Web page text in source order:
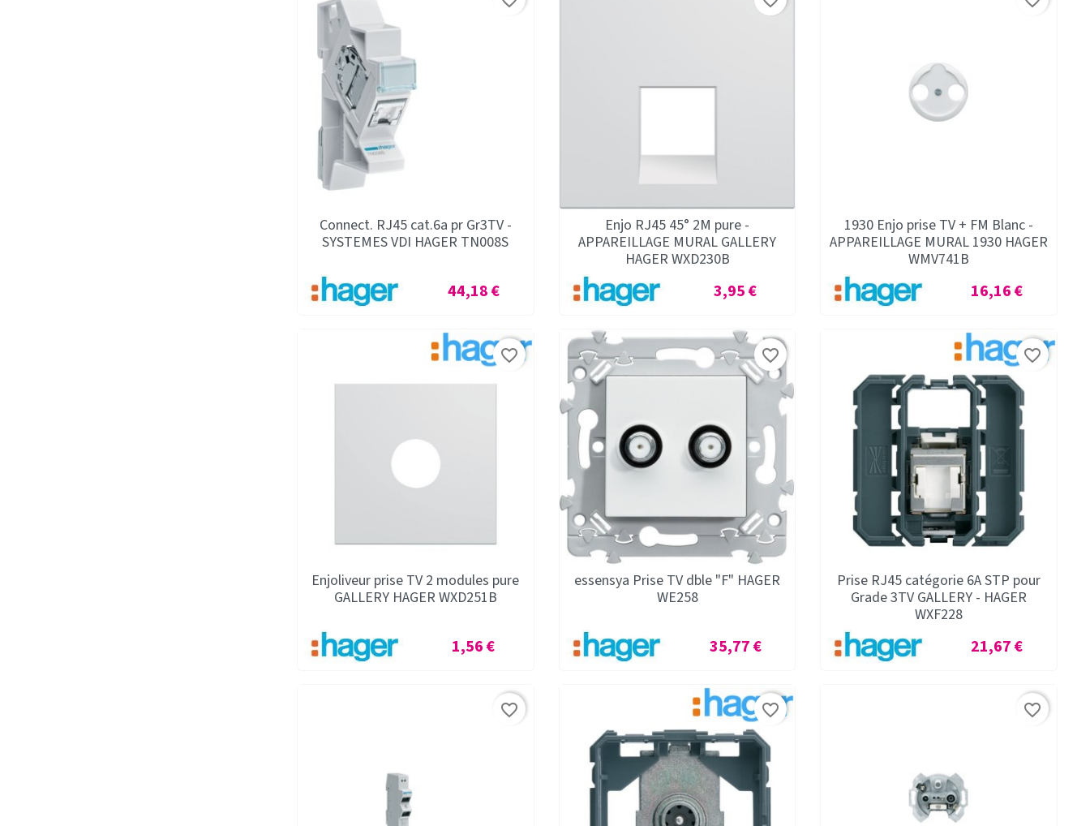
Connect. RJ45 cat.6a pr Gr3TV -
SYSTEMES VDI HAGER TN008S
Prix
44,18 €
Enjo RJ45 45° 2M pure -
APPAREILLAGE MURAL GALLERY
HAGER WXD230B
Prix
3,95 €
1930 Enjo prise TV + FM Blanc -
APPAREILLAGE MURAL 1930 HAGER
WMV741B
Prix
16,16 €
Enjoliveur prise TV 2 modules pure
GALLERY HAGER WXD251B
Prix
1,56 €
favorite_border
essensya Prise TV dble "F" HAGER
WE258
Prix
35,77 €
favorite_border
Prise RJ45 catégorie 6A STP pour
Grade 3TV GALLERY - HAGER
WXF228
Prix
21,67 €
favorite_border
favorite_border favorite_border favorite_border